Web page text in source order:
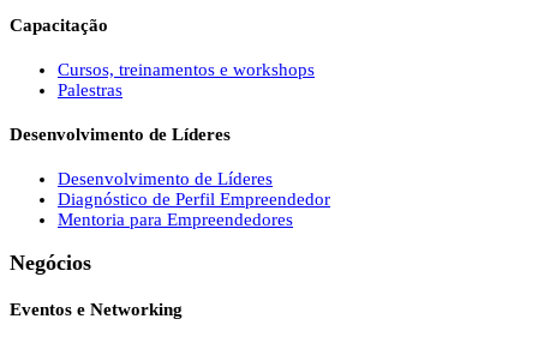
Capacitação
Cursos, treinamentos e workshops
Palestras
Desenvolvimento de Líderes
Desenvolvimento de Líderes
Diagnóstico de Perfil Empreendedor
Mentoria para Empreendedores
Negócios
Eventos e Networking